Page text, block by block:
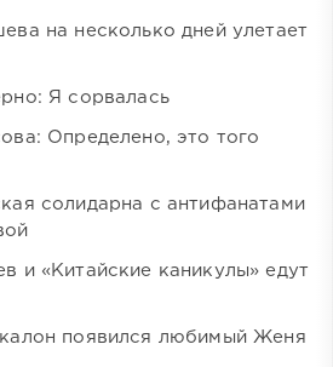
на несколько дней улетает
Я сорвалась
Определено, это того
солидарна с антифанатами
и «Китайские каникулы» едут
появился любимый Женя